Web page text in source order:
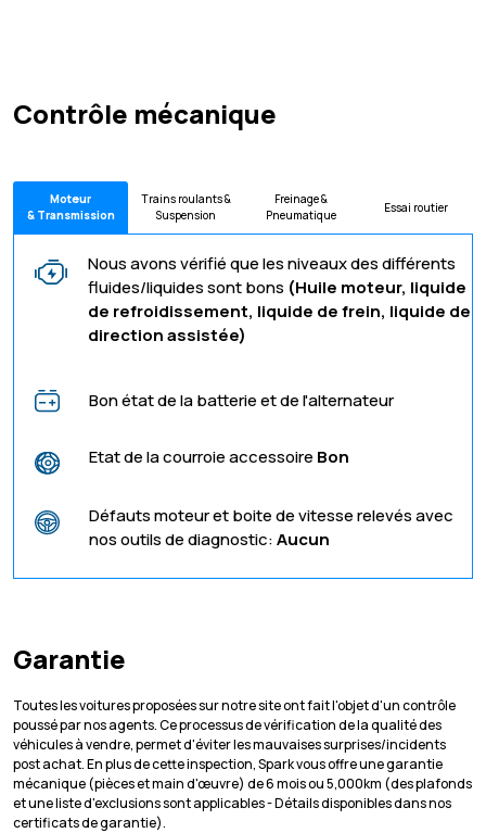
Contrôle mécanique
Moteur
& Transmission
Trains roulants &
Suspension
Freinage &
Pneumatique
Essai routier
Nous avons vérifié que les niveaux des différents
fluides/liquides sont bons (Huile moteur, liquide
de refroidissement, liquide de frein, liquide de
direction assistée)
Bon état de la batterie et de l'alternateur
Etat de la courroie accessoire Bon
Défauts moteur et boite de vitesse relevés avec
nos outils de diagnostic:Aucun
Garantie
Toutes les voitures proposées sur notre site ont fait l'objet d'un contrôle
poussé par nos agents. Ce processus de vérification de la qualité des
véhicules à vendre, permet d'éviter les mauvaises surprises/incidents
post achat. En plus de cette inspection, Spark vous offre une garantie
mécanique (pièces et main d'œuvre) de 6 mois ou 5,000km (des plafonds
et une liste d'exclusions sont applicables - Détails disponibles dans nos
certificats de garantie).